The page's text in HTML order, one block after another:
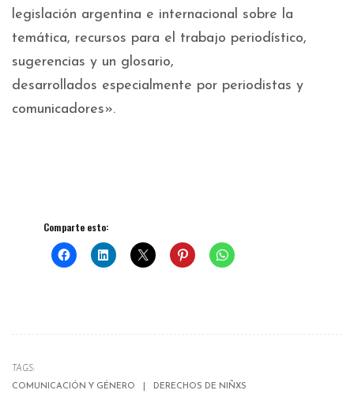
legislación argentina e internacional sobre la
temática, recursos para el trabajo periodístico,
sugerencias y un glosario,
desarrollados especialmente por periodistas y
comunicadores».
Comparte esto:
TAGS:
COMUNICACIÓN Y GÉNERO
DERECHOS DE NIÑXS